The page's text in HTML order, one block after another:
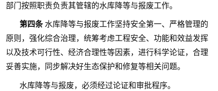
部门按照职责负责其管辖的水库降等与报废工作。
第四条水库降等与报废工作坚持安全第一、严格管理的
原则，强化综合治理，统筹考虑工程安全、功能和效益发挥
以及技术可行性、经济合理性等因素，进行科学论证，合理
妥善实施，同步解决好生态保护和修复等相关问题。
水库降等与报废，必须经过论证和审批程序。